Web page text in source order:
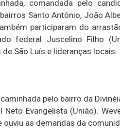
comandada pelo
Santo Antônio, João
participaram do
federal Juscelino Filho
São Luís e lideranças locais.
pelo bairro da
Evangelista (União).
as demandas da